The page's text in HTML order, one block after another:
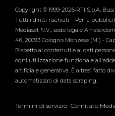
Verissimo
Copyright © 1999-2026 RTI S.p.A.
Tutti i diritti riservati – Per la
Mediaset N.V., sede legale
46, 20093 Cologno Monzese (MI) -
Rispetto ai contenuti e ai dati
ogni utilizzazione funzionale
artificiale generativa. È altresì fatto
automatizzati di data scraping.
Termini di servizio Comitato